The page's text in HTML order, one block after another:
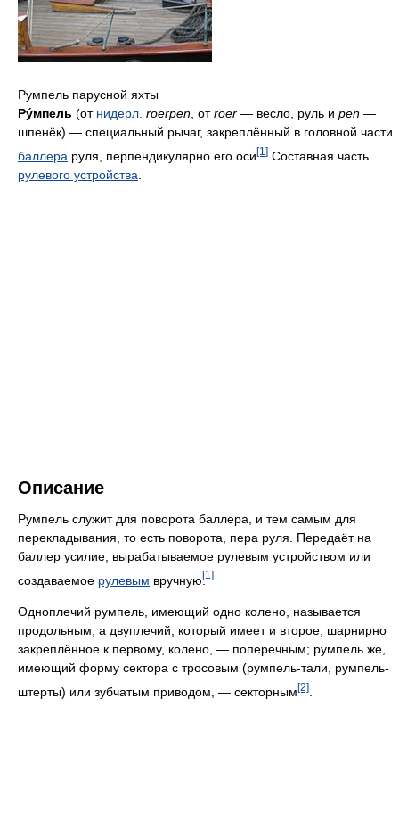
Румпель парусной яхты
Ру́мпель (от нидерл. roerpen , отroer — весло, руль и pen —
шпенёк) — специальный рычаг, закреплённый в головной части
баллера руля, перпендикулярно его оси.[1] Составная часть
рулевого устройства
Описание
Румпель служит для поворота баллера, и тем самым для
перекладывания, то есть поворота, пера руля. Передаёт на
баллер усилие, вырабатываемое рулевым устройством или
создаваемое рулевым вручную.[1]
Одноплечий румпель, имеющий одно колено, называется
продольным, а двуплечий, который имеет и второе, шарнирно
закреплённое к первому, колено, — поперечным; румпель же,
имеющий форму сектора с тросовым (румпель-тали, румпель-
штерты) или зубчатым приводом, — секторным [2]